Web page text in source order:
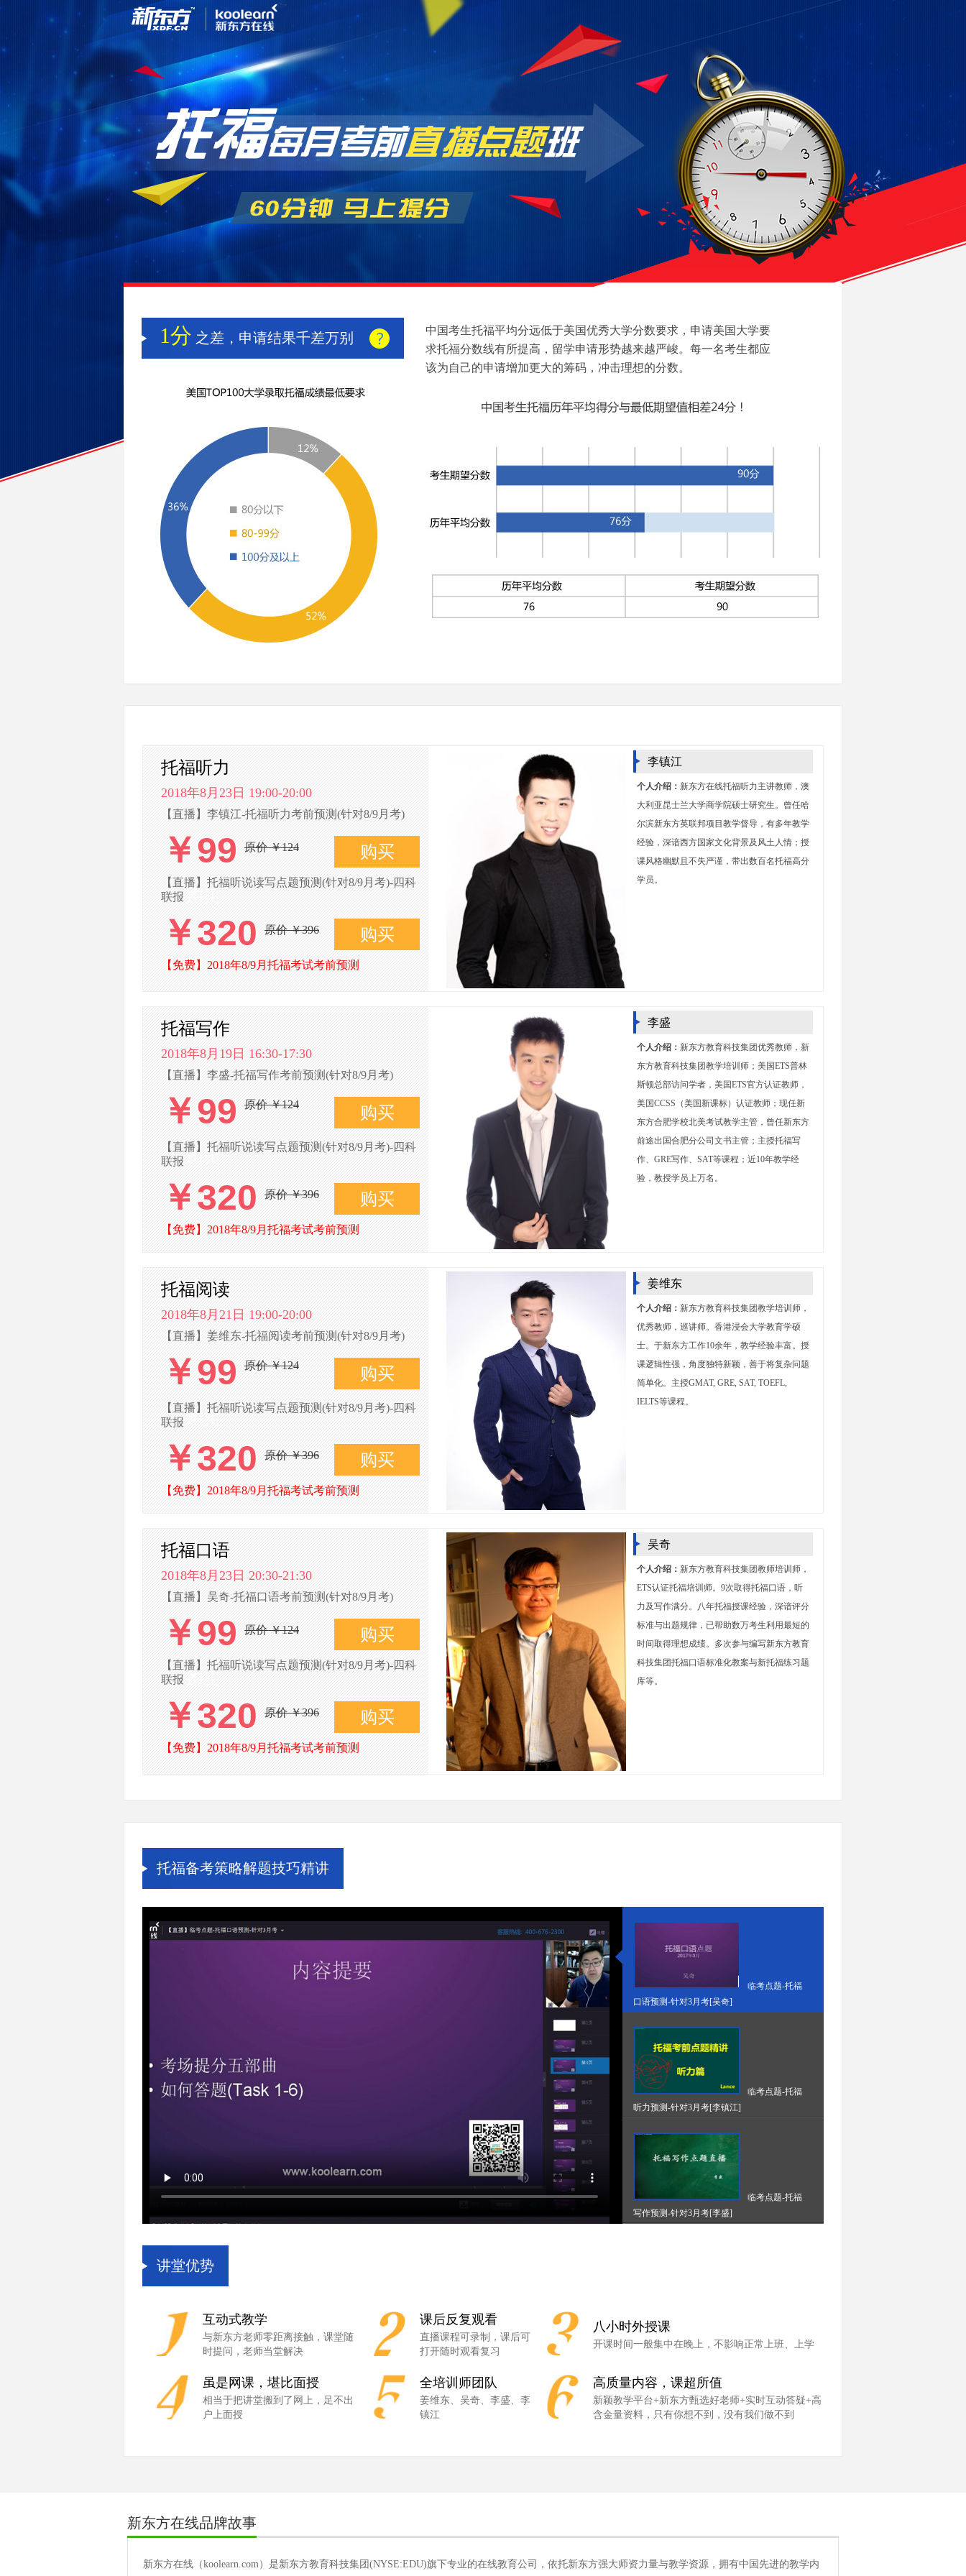
1分 之差，申请结果千差万别
中国考生托福平均分远低于美国优秀大学分数要求，申请美国大学要
求托福分数线有所提高，留学申请形势越来越严峻。每一名考生都应
该为自己的申请增加更大的筹码，冲击理想的分数。
托福听力
2018年8月23日 19:00-20:00
【直播】李镇江-托福听力考前预测(针对8/9月考)
购买
￥99 原价 ￥124
【直播】托福听说读写点题预测(针对8/9月考)-四科
联报
购买
￥320 原价 ￥396
【免费】2018年8/9月托福考试考前预测
李镇江
个人介绍： 新东方在线托福听力主讲教师，澳
大利亚昆士兰大学商学院硕士研究生。曾任哈
尔滨新东方英联邦项目教学督导，有多年教学
经验，深谙西方国家文化背景及风土人情；授
课风格幽默且不失严谨，带出数百名托福高分
学员。
托福写作
2018年8月19日 16:30-17:30
【直播】李盛-托福写作考前预测(针对8/9月考)
购买
￥99 原价 ￥124
【直播】托福听说读写点题预测(针对8/9月考)-四科
联报
购买
￥320 原价 ￥396
【免费】2018年8/9月托福考试考前预测
李盛
个人介绍： 新东方教育科技集团优秀教师，新
东方教育科技集团教学培训师；美国ETS普林
斯顿总部访问学者，美国ETS官方认证教师，
美国CCSS（美国新课标）认证教师；现任新
东方合肥学校北美考试教学主管，曾任新东方
前途出国合肥分公司文书主管；主授托福写
作、GRE写作、SAT等课程；近10年教学经
验，教授学员上万名。
托福阅读
2018年8月21日 19:00-20:00
【直播】姜维东-托福阅读考前预测(针对8/9月考)
购买
￥99 原价 ￥124
【直播】托福听说读写点题预测(针对8/9月考)-四科
联报
购买
￥320 原价 ￥396
【免费】2018年8/9月托福考试考前预测
姜维东
个人介绍： 新东方教育科技集团教学培训师，
优秀教师，巡讲师。香港浸会大学教育学硕
士。于新东方工作10余年，教学经验丰富。授
课逻辑性强，角度独特新颖，善于将复杂问题
简单化。主授GMAT, GRE, SAT, TOEFL,
IELTS等课程。
托福口语
2018年8月23日 20:30-21:30
【直播】吴奇-托福口语考前预测(针对8/9月考)
购买
￥99 原价 ￥124
【直播】托福听说读写点题预测(针对8/9月考)-四科
联报
购买
￥320 原价 ￥396
【免费】2018年8/9月托福考试考前预测
吴奇
个人介绍： 新东方教育科技集团教师培训师，
ETS认证托福培训师。9次取得托福口语，听
力及写作满分。八年托福授课经验，深谙评分
标准与出题规律，已帮助数万考生利用最短的
时间取得理想成绩。多次参与编写新东方教育
科技集团托福口语标准化教案与新托福练习题
库等。
托福备考策略解题技巧精讲
临考点题-托福
口语预测-针对3月考[吴奇]
临考点题-托福
听力预测-针对3月考[李镇江]
临考点题-托福
写作预测-针对3月考[李盛]
讲堂优势
互动式教学
与新东方老师零距离接触，课堂随
时提问，老师当堂解决
课后反复观看
直播课程可录制，课后可
打开随时观看复习
八小时外授课
开课时间一般集中在晚上，不影响正常上班、上学
虽是网课，堪比面授
相当于把讲堂搬到了网上，足不出
户上面授
全培训师团队
姜维东、吴奇、李盛、李
镇江
高质量内容，课超所值
新颖教学平台+新东方甄选好老师+实时互动答疑+高
含金量资料，只有你想不到，没有我们做不到
新东方在线品牌故事
新东方在线（koolearn.com）是新东方教育科技集团(NYSE:EDU)旗下专业的在线教育公司，依托新东方强大师资力量与教学资源，拥有中国先进的教学内